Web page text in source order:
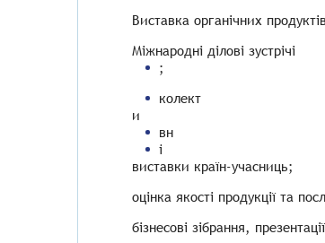
Виставка органічних
Міжнародні ділові зустрічі
;
колект
и
вн
i
виставки країн-учасниць;
оцінка якості продукції та
бізнесові зібрання,